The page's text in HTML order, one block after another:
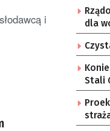
i
dla
Stali